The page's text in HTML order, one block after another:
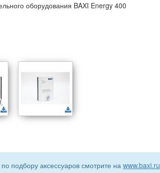
оборудования BAXI Energy 400
подбору аксессуаров смотрите на www.baxi.ru